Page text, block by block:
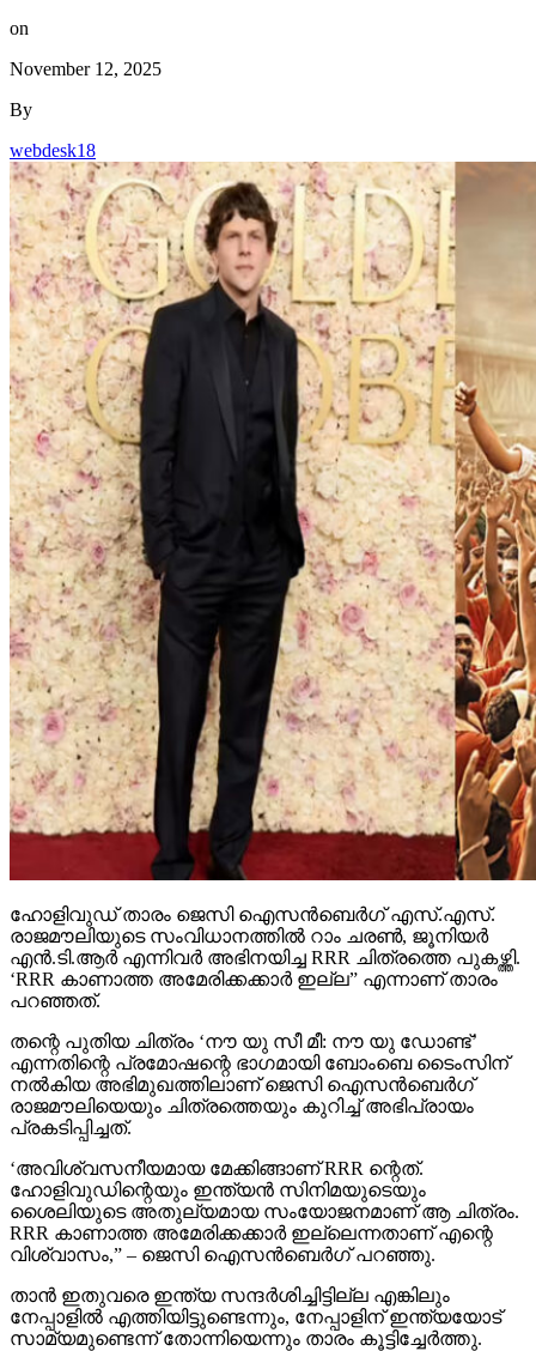
on
November 12, 2025
By
webdesk18
ഹോളിവുഡ് താരം ജെസി ഐസന്‍ബെര്‍ഗ് എസ്.എസ്.
രാജമൗലിയുടെ സംവിധാനത്തില്‍ റാം ചരണ്‍, ജൂനിയര്‍
എന്‍.ടി.ആര്‍ എന്നിവര്‍ അഭിനയിച്ച RRR ചിത്രത്തെ പുകഴ്ത്തി.
‘RRR കാണാത്ത അമേരിക്കക്കാര്‍ ഇല്ല” എന്നാണ് താരം
പറഞ്ഞത്.
തന്റെ പുതിയ ചിത്രം ‘നൗ യു സീ മീ: നൗ യു ഡോണ്ട്’
എന്നതിന്റെ പ്രമോഷന്റെ ഭാഗമായി ബോംബെ ടൈംസിന്
നല്‍കിയ അഭിമുഖത്തിലാണ് ജെസി ഐസന്‍ബെര്‍ഗ്
രാജമൗലിയെയും ചിത്രത്തെയും കുറിച്ച് അഭിപ്രായം
പ്രകടിപ്പിച്ചത്.
‘അവിശ്വസനീയമായ മേക്കിങ്ങാണ് RRR ന്റെത്.
ഹോളിവുഡിന്റെയും ഇന്ത്യന്‍ സിനിമയുടെയും
ശൈലിയുടെ അതുല്യമായ സംയോജനമാണ് ആ ചിത്രം.
RRR കാണാത്ത അമേരിക്കക്കാര്‍ ഇല്ലെന്നതാണ് എന്റെ
വിശ്വാസം,” – ജെസി ഐസന്‍ബെര്‍ഗ് പറഞ്ഞു.
താന്‍ ഇതുവരെ ഇന്ത്യ സന്ദര്‍ശിച്ചിട്ടില്ല എങ്കിലും
നേപ്പാളില്‍ എത്തിയിട്ടുണ്ടെന്നും, നേപ്പാളിന് ഇന്ത്യയോട്
സാമ്യമുണ്ടെന്ന് തോന്നിയെന്നും താരം കൂട്ടിച്ചേര്‍ത്തു.